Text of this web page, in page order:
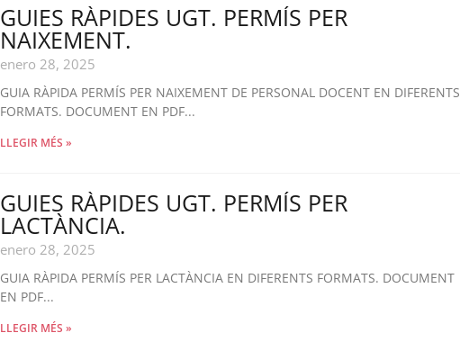
GUIES RÀPIDES UGT. PERMÍS PER
NAIXEMENT.
enero 28, 2025
GUIA RÀPIDA PERMÍS PER NAIXEMENT DE PERSONAL DOCENT EN DIFERENTS
FORMATS. DOCUMENT EN PDF...
LLEGIR MÉS »
GUIES RÀPIDES UGT. PERMÍS PER
LACTÀNCIA.
enero 28, 2025
GUIA RÀPIDA PERMÍS PER LACTÀNCIA EN DIFERENTS FORMATS. DOCUMENT
EN PDF...
LLEGIR MÉS »